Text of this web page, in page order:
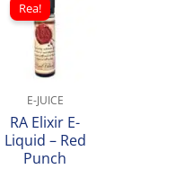
Rea!
E-JUICE
RA Elixir E-
Liquid – Red
Punch
ursprungliga
priset
var:
kr 179.